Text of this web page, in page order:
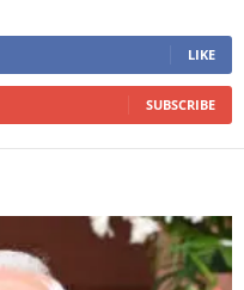
LIKE
SUBSCRIBE